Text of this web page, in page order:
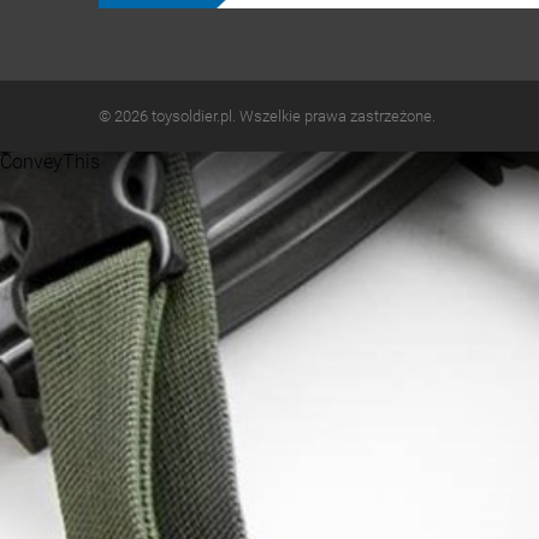
© 2026 toysoldier.pl. Wszelkie prawa zastrzeżone.
ConveyThis